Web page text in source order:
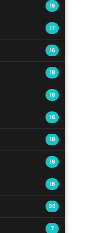
16
17
16
18
16
16
18
16
16
20
7